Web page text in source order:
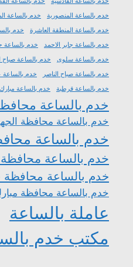
خدم بالساعة المنصورية
خدم بالساعة
خدم بالساعة المنطقة العاشرة
خدم
خدم بالساعة جابر الاحمد
خدم بالساعة
خدم بالساعة سلوى
خدم بالساعة صباح
خدم بالساعة صباح الناصر
خدم بالساعة
خدم بالساعة قرطبة
خدم بالساعة مبارك
خدم بالساعة
خدم بالساعة محافظة
خدم بالساعة
خدم بالساعة محافظة
خدم بالساعة
خدم بالساعة محافظة
عاملة بالساعة
مكتب خدم